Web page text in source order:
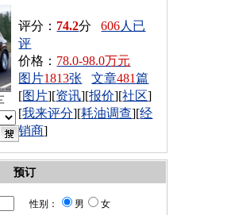
评分： 74.2分606人已
评
价格： 78.0-98.0万元
图片1813张 文章481篇
[图片][资讯][报价][社区]
[我来评分][耗油调查][经
销商]
预订
性别： 男 女